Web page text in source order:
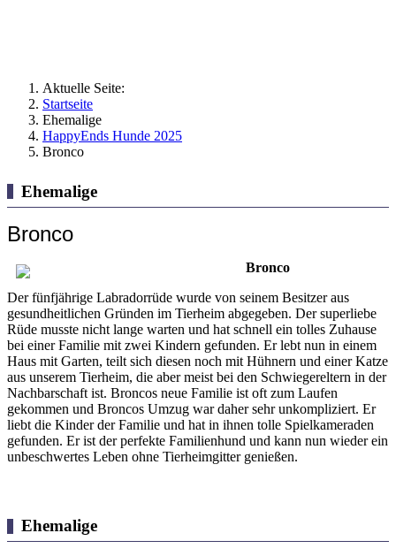
Aktuelle Seite:
Startseite
Ehemalige
HappyEnds Hunde 2025
Bronco
Ehemalige
Bronco
Bronco
Der fünfjährige Labradorrüde wurde von seinem Besitzer aus
gesundheitlichen Gründen im Tierheim abgegeben. Der superliebe
Rüde musste nicht lange warten und hat schnell ein tolles Zuhause
bei einer Familie mit zwei Kindern gefunden. Er lebt nun in einem
Haus mit Garten, teilt sich diesen noch mit Hühnern und einer Katze
aus unserem Tierheim, die aber meist bei den Schwiegereltern in der
Nachbarschaft ist. Broncos neue Familie ist oft zum Laufen
gekommen und Broncos Umzug war daher sehr unkompliziert. Er
liebt die Kinder der Familie und hat in ihnen tolle Spielkameraden
gefunden. Er ist der perfekte Familienhund und kann nun wieder ein
unbeschwertes Leben ohne Tierheimgitter genießen.
Ehemalige